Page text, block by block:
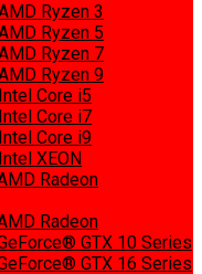
Ryzen 3
Ryzen 5
Ryzen 7
Ryzen 9
Core i5
Core i7
Core i9
XEON
Radeon
Radeon
GTX 10 Series
GTX 16 Series